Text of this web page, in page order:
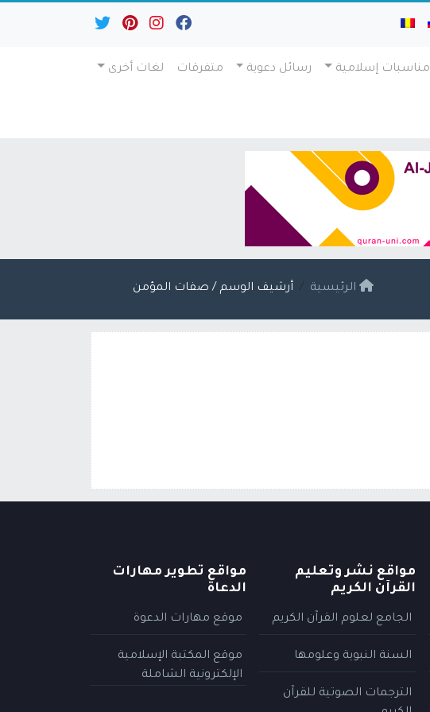
مناسبات إسلامية رسائل دعوية متفرقات لغات أخرى
الرئيسية أرشيف الوسم / صفات المؤمن
مواقع نشر وتعليم
القرآن الكريم
الجامع لعلوم القرآن الكريم
السنة النبوية وعلومها
الترجمات الصوتية للقرآن
مواقع تطوير مهارات
الدعاة
موقع مهارات الدعوة
موقع المكتبة الإسلامية
الإلكترونية الشاملة